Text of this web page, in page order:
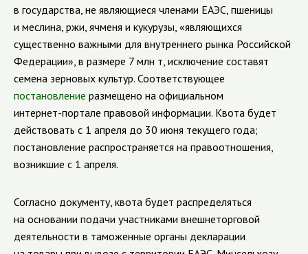
в государства, не являющиеся членами ЕАЭС, пшеницы
и меслина, ржи, ячменя и кукурузы, «являющихся
существенно важными для внутреннего рынка Российской
Федерации», в размере 7 млн т, исключение составят
семена зерновых культур. Соответствующее
постановление размещено на официальном
интернет-портале правовой информации. Квота будет
действовать с 1 апреля до 30 июня текущего года;
постановление распространяется на правоотношения,
возникшие с 1 апреля.
Согласно документу, квота будет распределяться
на основании подачи участниками внешнеторговой
деятельности в таможенные органы декларации